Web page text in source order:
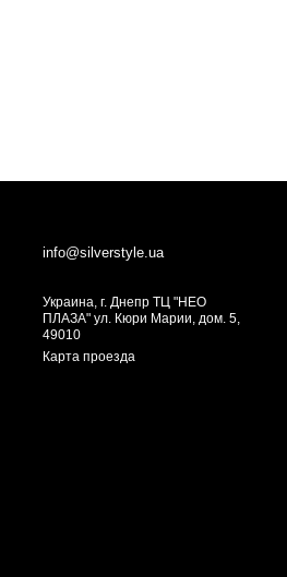
info@silverstyle.ua
Украина, г. Днепр ТЦ "НЕО
ПЛАЗА" ул. Кюри Марии, дом. 5,
49010
Карта проезда